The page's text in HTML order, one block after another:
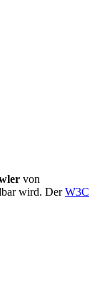
von
wird. DerW3C